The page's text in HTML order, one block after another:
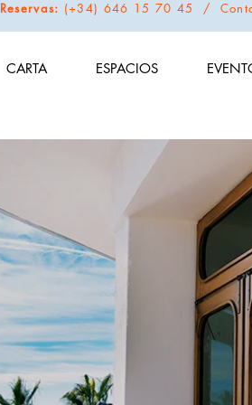
Reservas: (+34) 646 15 70 45 /
CARTA ESPACIOS